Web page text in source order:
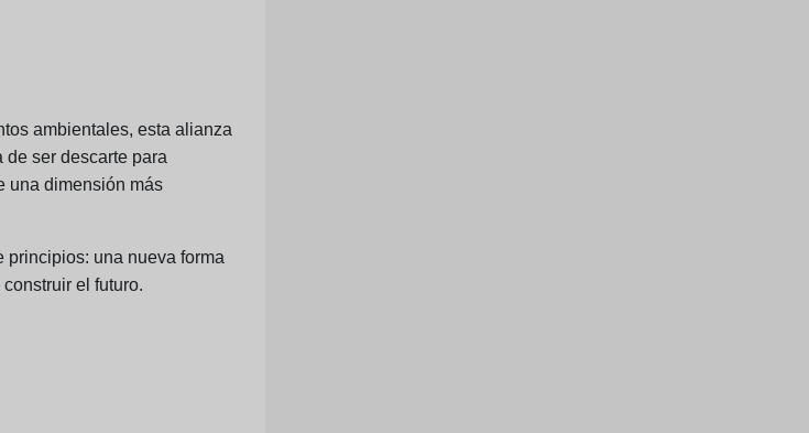
ambientales, esta alianza
de ser descarte para
una dimensión más
principios: una nueva forma
el futuro.